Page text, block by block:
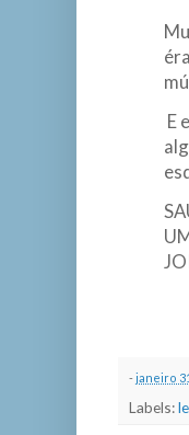
E
-janeiro
Labels: